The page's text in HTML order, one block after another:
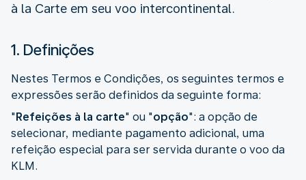
à la Carte em seu voo intercontinental.
1. Definições
Nestes Termos e Condições, os seguintes termos e
expressões serão definidos da seguinte forma:
"Refeições à la carte" ou "opção": a opção de
selecionar, mediante pagamento adicional, uma
refeição especial para ser servida durante o voo da
KLM.